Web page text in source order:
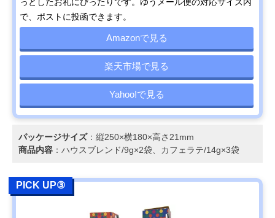
で、ポストに投函できます。
Amazonで見る
楽天市場で見る
Yahoo!で見る
パッケージサイズ：縦250×横180×高さ21mm
商品内容 ：ハウスブレンド/9g×2袋、カフェラテ/14g×3袋
PICK UP③